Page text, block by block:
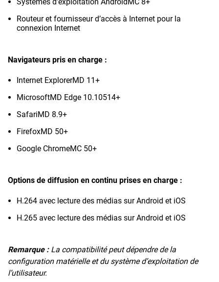
Routeur et fournisseur d’accès à Internet pour la
connexion Internet
Navigateurs pris en charge :
Internet ExplorerMD 11+
MicrosoftMD Edge 10.10514+
SafariMD 8.9+
FirefoxMD 50+
Google ChromeMC 50+
Options de diffusion en continu prises en charge :
H.264 avec lecture des médias sur Android et iOS
H.265 avec lecture des médias sur Android et iOS
Remarque : La compatibilité peut dépendre de la
configuration matérielle et du système d’exploitation de
l’utilisateur.